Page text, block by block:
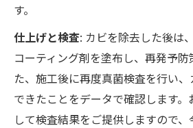
す。
仕上げと検査: カビを除去した後は
コーティング剤を塗布し、再発予防
た、施工後に再度真菌検査を行い
できたことをデータで確認します。
して検査結果をご提供しますので